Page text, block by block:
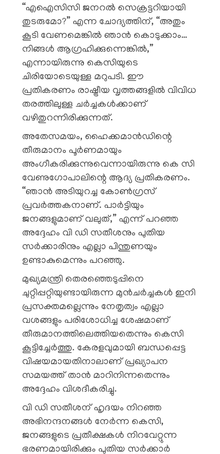
“എഐസിസി ജനറൽ സെക്രട്ടറിയായി
തുടരുമോ?” എന്ന ചോദ്യത്തിന്, “അതും
കൂടി വേണമെങ്കിൽ ഞാൻ കൊടുക്കാം…
നിങ്ങൾ ആഗ്രഹിക്കുന്നെങ്കിൽ,”
എന്നായിരുന്നു കെസിയുടെ
ചിരിയോടെയുള്ള മറുപടി. ഈ
പ്രതികരണം രാഷ്ട്രീയ വൃത്തങ്ങളിൽ വിവിധ
തരത്തിലുള്ള ചർച്ചകൾക്കാണ്
വഴിതുറന്നിരിക്കുന്നത്.
അതേസമയം, ഹൈക്കമാൻഡിന്റെ
തീരുമാനം പൂർണമായും
അംഗീകരിക്കുന്നുവെന്നായിരുന്നു കെ സി
വേണുഗോപാലിന്റെ ആദ്യ പ്രതികരണം.
“ഞാൻ അടിയുറച്ച കോൺഗ്രസ്
പ്രവർത്തകനാണ്. പാർട്ടിയും
ജനങ്ങളുമാണ് വലുത്,” എന്ന് പറഞ്ഞ
അദ്ദേഹം വി ഡി സതീശനും പുതിയ
സർക്കാരിനും എല്ലാ പിന്തുണയും
ഉണ്ടാകുമെന്നും പറഞ്ഞു.
മുഖ്യമന്ത്രി തെരഞ്ഞെടുപ്പിനെ
ചുറ്റിപ്പറ്റിയുണ്ടായിരുന്ന മുൻചർച്ചകൾ ഇനി
പ്രസക്തമല്ലെന്നും നേതൃത്വം എല്ലാ
വശങ്ങളും പരിശോധിച്ച ശേഷമാണ്
തീരുമാനത്തിലെത്തിയതെന്നും കെസി
കൂട്ടിച്ചേർത്തു. കേരളവുമായി ബന്ധപ്പെട്ട
വിഷയമായതിനാലാണ് പ്രഖ്യാപന
സമയത്ത് താൻ മാറിനിന്നതെന്നും
അദ്ദേഹം വിശദീകരിച്ചു.
വി ഡി സതീശന് ഹൃദയം നിറഞ്ഞ
അഭിനന്ദനങ്ങൾ നേർന്ന കെസി,
ജനങ്ങളുടെ പ്രതീക്ഷകൾ നിറവേറ്റുന്ന
ഭരണമായിരിക്കും പുതിയ സർക്കാർ